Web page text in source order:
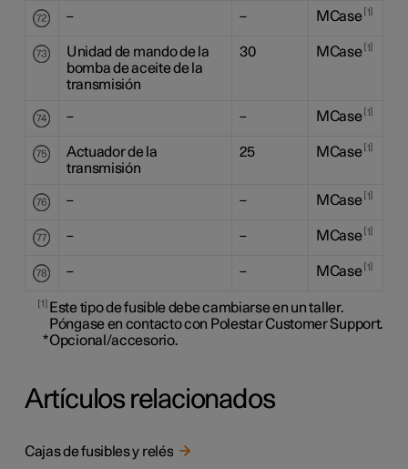
– – MCase 1
Unidad de mando de la
bomba de aceite de la
transmisión
30 MCase 1
– – MCase 1
Actuador de la
transmisión
25 MCase 1
– – MCase 1
– – MCase 1
– – MCase 1
1
Este tipo de fusible debe cambiarse en un taller.
Póngase en contacto con Polestar Customer Support.
*Opcional/accesorio.
Artículos relacionados
Cajas de fusibles y relés